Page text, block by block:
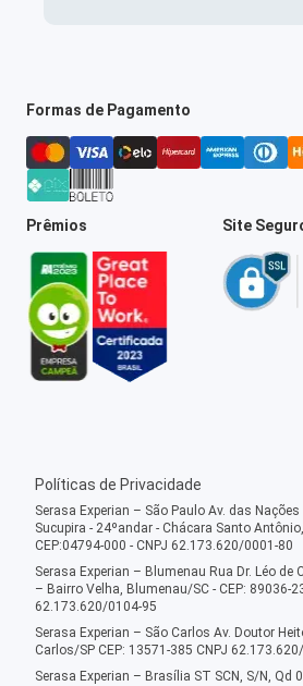
Formas de Pagamento
Prêmios Site
Políticas de Privacidade
Serasa Experian – São Paulo Av. das
Sucupira - 24ºandar - Chácara Santo
CEP:04794-000 - CNPJ 62.173.620/0001-80
Serasa Experian – Blumenau Rua Dr. Léo de
– Bairro Velha, Blumenau/SC - CEP: 89036-
62.173.620/0104-95
Serasa Experian – São Carlos Av. Doutor
Carlos/SP CEP: 13571-385 CNPJ
Serasa Experian – Brasília ST SCN, S/N, Qd